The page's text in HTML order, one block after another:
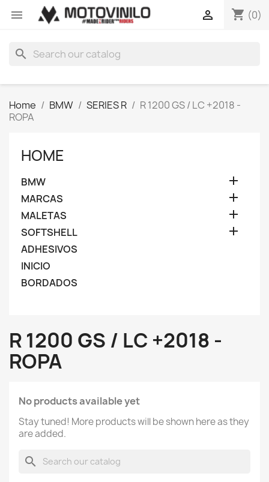
 shopping_cart (0)

search
Home BMW SERIES R
R 1200 GS / LC +2018 -
ROPA
HOME
BMW 
MARCAS 
MALETAS 
SOFTSHELL 
ADHESIVOS
INICIO
BORDADOS
R 1200 GS / LC +2018 -
ROPA
No products available yet
Stay tuned! More products will be shown here as they
are added.
search